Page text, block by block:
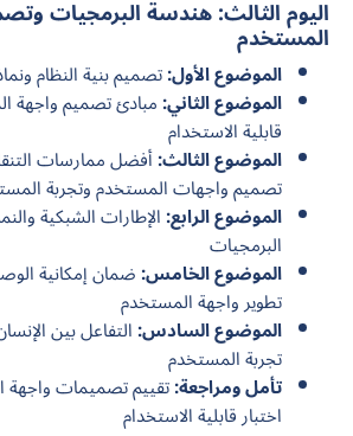
اليوم الثالث: هندسة البرمجيات
المستخدم
الموضوع الأول:تصميم بنية النظام
الموضوع الثاني:مبادئ تصميم واجهة
قابلية الاستخدام
الموضوع الثالث:أفضل ممارسات
تصميم واجهات المستخدم وتجربة
الموضوع الرابع:الإطارات الشبكية
البرمجيات
الموضوع الخامس:ضمان إمكانية
تطوير واجهة المستخدم
الموضوع السادس:التفاعل بين
تجربة المستخدم
تأمل ومراجعة:تقييم تصميمات
اختبار قابلية الاستخدام